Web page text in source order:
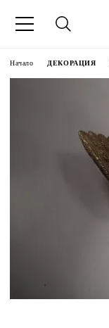
Начало ДЕКОРАЦИЯ